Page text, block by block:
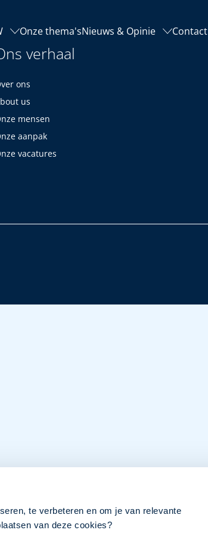
te verbeteren en om je van relevante
van deze cookies?
Onze thema'sNieuws & Opinie Contact
verhaal
ons
us
mensen
aanpak
vacatures